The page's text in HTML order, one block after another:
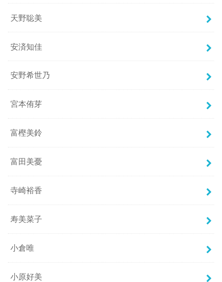
天野聡美
安済知佳
安野希世乃
宮本侑芽
富樫美鈴
富田美憂
寺崎裕香
寿美菜子
小倉唯
小原好美